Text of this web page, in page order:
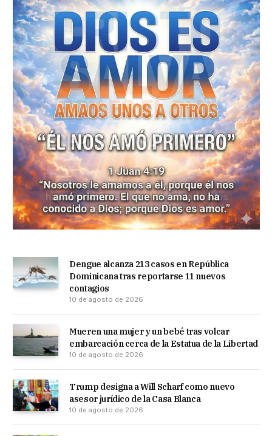
Dengue alcanza 213 casos en República
Dominicana tras reportarse 11 nuevos
contagios
10 de agosto de 2026
Mueren una mujer y un bebé tras volcar
embarcación cerca de la Estatua de la Libertad
10 de agosto de 2026
Trump designa a Will Scharf como nuevo
asesor jurídico de la Casa Blanca
10 de agosto de 2026